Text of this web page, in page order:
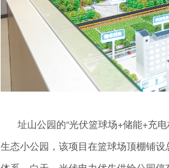
址山公园的“光伏篮球场+储能+充电
生态小公园，该项目在篮球场顶棚铺